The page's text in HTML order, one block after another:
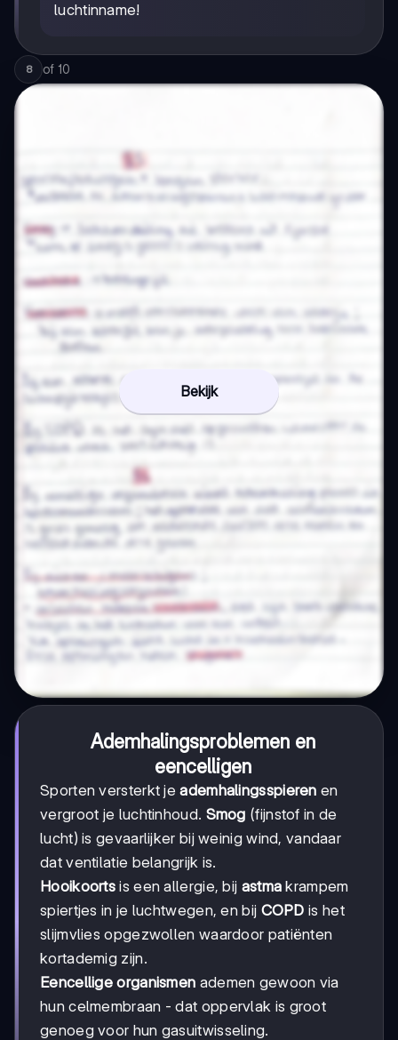
luchtinname!
8 of 10
Bekijk
Ademhalingsproblemen en
eencelligen
Sporten versterkt jeademhalingsspieren en
vergroot je luchtinhoud. Smog (fijnstof in de
lucht) is gevaarlijker bij weinig wind, vandaar
dat ventilatie belangrijk is.
Hooikoorts is een allergie, bij astma krampem
spiertjes in je luchtwegen, en bij COPD is het
slijmvlies opgezwollen waardoor patiënten
kortademig zijn.
Eencellige organismen ademen gewoon via
hun celmembraan - dat oppervlak is groot
genoeg voor hun gasuitwisseling.